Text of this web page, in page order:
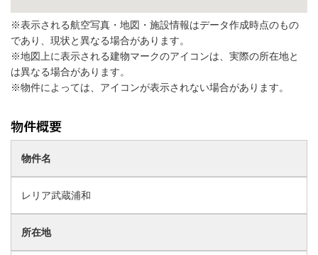
※表示される航空写真・地図・施設情報はデータ作成時点のもの
であり、現状と異なる場合があります。
※地図上に表示される建物マークのアイコンは、実際の所在地と
は異なる場合があります。
※物件によっては、アイコンが表示されない場合があります。
物件名
レリア武蔵浦和
所在地